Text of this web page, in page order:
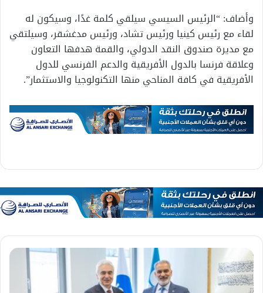
وأضاف: “الرئيس السيسي سيلقي كلمة غدًا، وسيكون له
لقاء مع رئيس كينيا ورئيس تشاد، ورئيس مدغشقر، وسيلتقي
مع مديرة صندوق النقد الدولي، والقمة هدفها التعاون
وعلاقة فرنسا بالدول الأفريقية والدعم الفرنسي للدول
الأفريقية في كافة المناحي منها التكنولوجيا والاستثمار”.